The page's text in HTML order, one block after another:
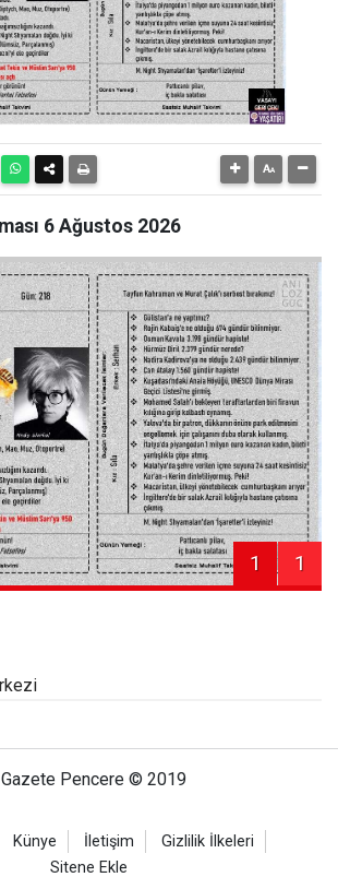
6 Ağustos 2026
1 1
Gazete Pencere © 2019
Künye İletişim
Gizlilik İlkeleri
Sitene Ekle